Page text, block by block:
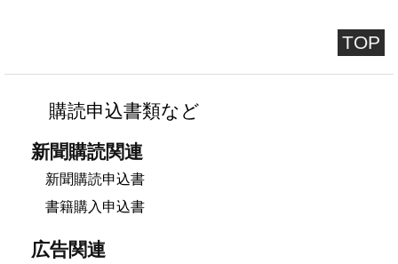
TOP
購読申込書類など
新聞購読関連
新聞購読申込書
書籍購入申込書
広告関連